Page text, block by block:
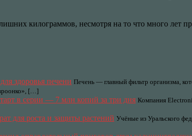
килограммов, несмотря на то что много лет
здоровья печени Печень — главный фильтр организма,
[…]
в серии — 7 млн копий за три дня Компания
для роста и защиты растений Учёные из Уральского